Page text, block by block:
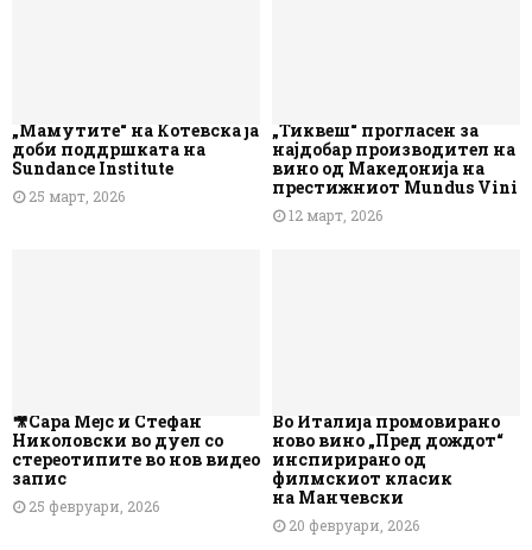
„Мамутите“ на Котевска ја
доби поддршката на
Sundance Institute
25 март, 2026
„Тиквеш“ прогласен за
најдобар производител на
вино од Македонија на
престижниот Mundus Vini
12 март, 2026
🎥Сара Мејс и Стефан
Николовски во дуел со
стереотипите во нов видео
запис
25 февруари, 2026
Во Италија промовирано
ново вино „Пред дождот“
инспирирано од
филмскиот класик
на Манчевски
20 февруари, 2026